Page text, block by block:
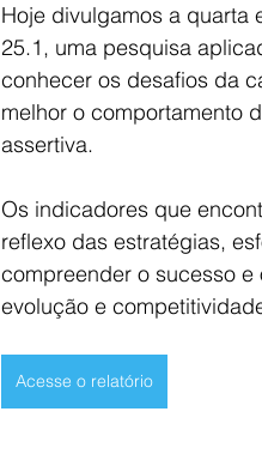
Hoje divulgamos a quarta
25.1, uma pesquisa
conhecer os desafios da
melhor o comportamento
assertiva.
Os indicadores que
reflexo das estratégias,
compreender o sucesso
evolução e
Acesse o relatório